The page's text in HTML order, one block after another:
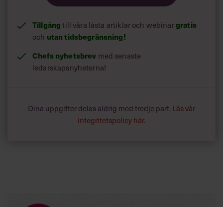
Tillgångtill våra låsta artiklar och webinargratis
och utan tidsbegränsning!
Chefs nyhetsbrev med senaste
ledarskapsnyheterna!
Dina uppgifter delas aldrig med tredje part. Läs vår
integritetspolicy här.